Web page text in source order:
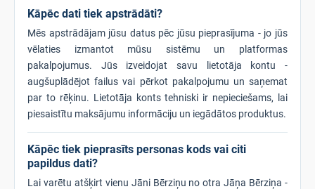
Kāpēc dati tiek apstrādāti?
Mēs apstrādājam jūsu datus pēc jūsu pieprasījuma - jo jūs
vēlaties izmantot mūsu sistēmu un platformas
pakalpojumus. Jūs izveidojat savu lietotāja kontu -
augšuplādējot failus vai pērkot pakalpojumu un saņemat
par to rēķinu. Lietotāja konts tehniski ir nepieciešams, lai
piesaistītu maksājumu informāciju un iegādātos produktus.
Kāpēc tiek pieprasīts personas kods vai citi
papildus dati?
Lai varētu atšķirt vienu Jāni Bērziņu no otra Jāņa Bērziņa -